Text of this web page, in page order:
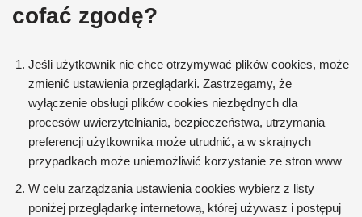
cofać zgodę?
Jeśli użytkownik nie chce otrzymywać plików cookies, może
zmienić ustawienia przeglądarki. Zastrzegamy, że
wyłączenie obsługi plików cookies niezbędnych dla
procesów uwierzytelniania, bezpieczeństwa, utrzymania
preferencji użytkownika może utrudnić, a w skrajnych
przypadkach może uniemożliwić korzystanie ze stron www
W celu zarządzania ustawienia cookies wybierz z listy
poniżej przeglądarkę internetową, której używasz i postępuj